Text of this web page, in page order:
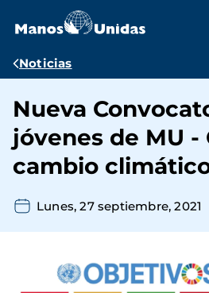
contenido
Ruta
navegación
Noticias
Nueva
jóvenes de MU -
cambio
Lunes, 27 septiembre, 2021